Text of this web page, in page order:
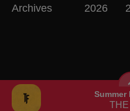
Summer
THE
Archives 2026